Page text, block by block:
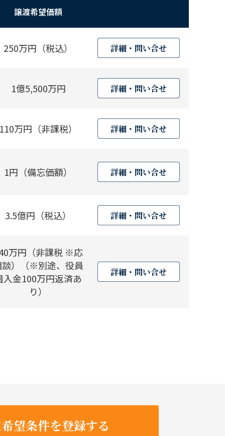
譲渡希望価額
250万円（税込） 詳細・問い合せ
1億5,500万円 詳細・問い合せ
万円（非課税） 詳細・問い合せ
1円（備忘価額） 詳細・問い合せ
3.5億円（税込） 詳細・問い合せ
万円（非課税 ※応
）（※別途、役員
入金100万円返済あ
り）
詳細・問い合せ
望条件を登録する